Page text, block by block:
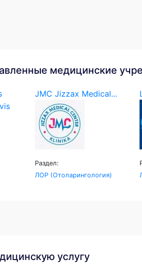
медицинские
JMC Jizzax Medical...
Раздел:
ЛОР (Отоларингология)
услугу